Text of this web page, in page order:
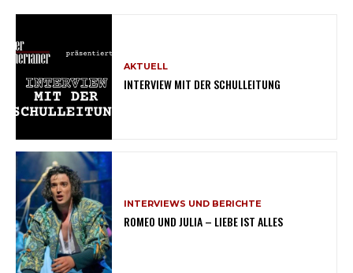
AKTUELL
INTERVIEW MIT DER SCHULLEITUNG
INTERVIEWS UND BERICHTE
ROMEO UND JULIA – LIEBE IST ALLES